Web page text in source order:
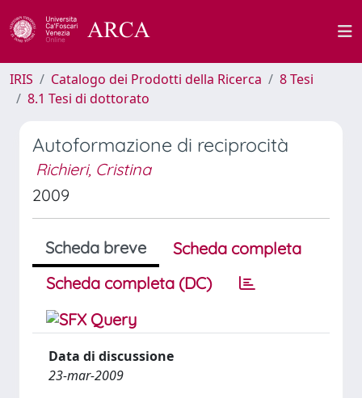
IRIS Catalogo dei Prodotti della Ricerca
8 Tesi
8.1 Tesi di dottorato
Autoformazione di reciprocità
Richieri, Cristina
2009
Scheda breve
Scheda completa
Scheda completa (DC)
Data di discussione
23-mar-2009